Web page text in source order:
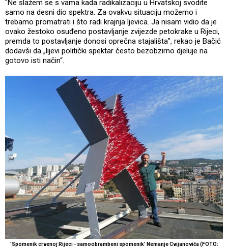
"Ne slažem se s vama kada radikalizaciju u Hrvatskoj svodite
samo na desni dio spektra. Za ovakvu situaciju možemo i
trebamo promatrati i što radi krajnja ljevica. Ja nisam vidio da je
ovako žestoko osuđeno postavljanje zvijezde petokrake u Rijeci,
premda to postavljanje donosi oprečna stajališta", rekao je Bačić
dodavši da „lijevi politički spektar često bezobzirno djeluje na
gotovo isti način“.
'Spomenik crvenoj Rijeci - samoobrambeni spomenik' Nemanje Cvijanovića (FOTO: